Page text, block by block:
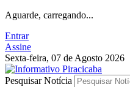
Aguarde, carregando...
Entrar
Assine
Sexta-feira, 07 de Agosto 2026
Pesquisar Notícia